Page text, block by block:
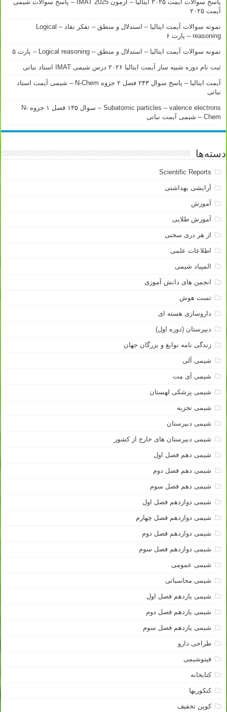
پاسخ سوالات آیمت ۲۰۲۵ ایتالیا – آزمون IMAT 2025 – پاسخ سوالات شیمی
آیمت ۲۰۲۵
نمونه سوالات آیمت ایتالیا – استدلال و منطق – تفکر نقاد – Logical
reasoning – پارت ۶
نمونه سوالات آیمت ایتالیا – استدلال و منطق – Logical reasoning – پارت ۵
ثبت نام دوره شبیه ساز آیمت ایتالیا ۲۰۲۶ درس شیمی IMAT استاد نباتی
آیمت ایتالیا – پاسخ سوال ۲۴۳ فصل ۲ جزوه N-Chem – شیمی آیمت استاد
نباتی
Subatomic particles – valence electrons – سوال ۱۳۵ فصل ۱ جزوه N-
Chem – شیمی آیمت نباتی
دسته‌ها
Scientific Reports
آرایشی بهداشتی
آموزش
آموزش طلایی
از هر دری سخنی
اطلاعات علمی
المپیاد شیمی
انجمن های دانش آموزی
تست هوش
داروسازی هسته ای
دبیرستان (دوره اول)
زندگی نامه نوابغ و بزرگان جهان
شیمی آلی
شیمی آی مت
شیمی پزشکی لهستان
شیمی تجزیه
شیمی دبیرستان
شیمی دبیرستان های خارج از کشور
شیمی دهم فصل اول
شیمی دهم فصل دوم
شیمی دهم فصل سوم
شیمی دوازدهم فصل اول
شیمی دوازدهم فصل چهارم
شیمی دوازدهم فصل دوم
شیمی دوازدهم فصل سوم
شیمی عمومی
شیمی محاسباتی
شیمی یازدهم فصل اول
شیمی یازدهم فصل دوم
شیمی یازدهم فصل سوم
طراحی دارو
فیتوشیمی
کتابخانه
کنکوریها
کوپن تخفیف